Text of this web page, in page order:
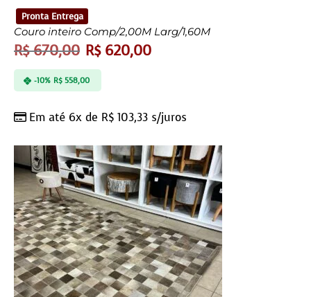
Pronta Entrega
Couro inteiro Comp/2,00M Larg/1,60M
R$670,00 R$620,00
Em até 6x de R$ 103,33 s/juros
-10% R$558,00